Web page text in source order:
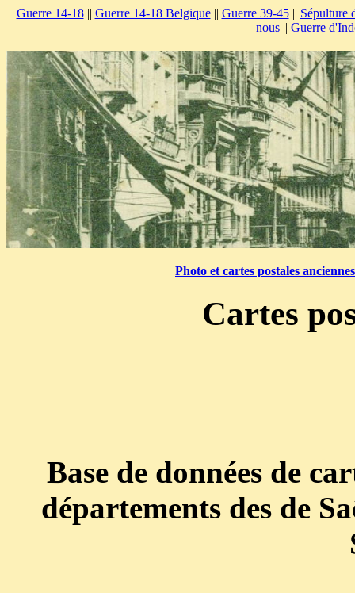
Guerre 14-18|| Guerre 14-18 Belgique|| Guerre 39-45|| Sépulture
nous|| Guerre
Photo et cartes postales
Cartes
Base de données de
départements des de